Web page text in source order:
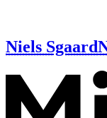
Niels Sgaard